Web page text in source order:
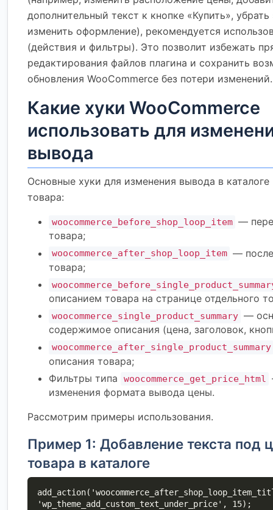
дополнительный текст к кнопке «Купить»,
изменить оформление), рекомендуется
(действия и фильтры). Это позволит избежать
редактирования файлов плагина и сохранить
обновления WooCommerce без потери изменений.
Какие хуки WooCommerce
использовать для
вывода
Основные хуки для изменения вывода в
товара:
woocommerce_before_shop_loop_item —
товара;
woocommerce_after_shop_loop_item —
товара;
описанием товара на странице отдельного
woocommerce_single_product_summary —
содержимое описания (цена, заголовок,
woocommerce_after_single_product_summary
описания товара;
Фильтры типа
woocommerce_get_price_html
изменения формата вывода цены.
Рассмотрим примеры использования.
Пример 1: Добавление текста под
товара в каталоге
'wp_theme_add_custom_text_under_price', 15);